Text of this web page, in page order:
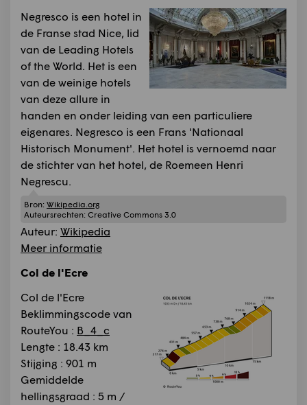
Negresco is een hotel in
de Franse stad Nice, lid
van de Leading Hotels
of the World. Het is een
van de weinige hotels
van deze allure in
handen en onder leiding van een particuliere
eigenares. Negresco is een Frans 'Nationaal
Historisch Monument'. Het hotel is vernoemd naar
de stichter van het hotel, de Roemeen Henri
Negrescu.
Bron: Wikipedia.org
Auteursrechten: Creative Commons 3.0
Auteur: Wikipedia
Meer informatie
Col de l'Ecre
Col de l'Ecre
Beklimmingscode van
RouteYou : B_4_c
Lengte : 18.43 km
Stijging : 901 m
Gemiddelde
hellingsgraad : 5 m /